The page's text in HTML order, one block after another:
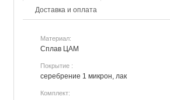
Доставка и оплата
Материал:
Сплав ЦАМ
Покрытие :
серебрение 1 микрон, лак
Комплект: